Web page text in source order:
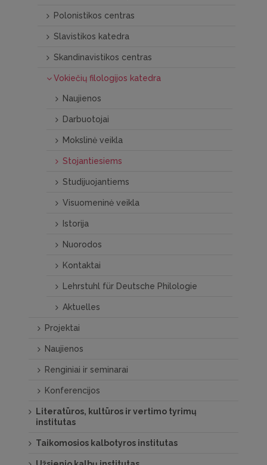
Polonistikos centras
Slavistikos katedra
Skandinavistikos centras
Vokiečių filologijos katedra
Naujienos
Darbuotojai
Mokslinė veikla
Stojantiesiems
Studijuojantiems
Visuomeninė veikla
Istorija
Nuorodos
Kontaktai
Lehrstuhl für Deutsche Philologie
Aktuelles
Projektai
Naujienos
Renginiai ir seminarai
Konferencijos
Literatūros, kultūros ir vertimo tyrimų
institutas
Taikomosios kalbotyros institutas